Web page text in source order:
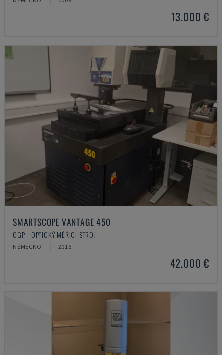
13.000 €
SMARTSCOPE VANTAGE 450
OGP - OPTICKÝ MĚŘICÍ STROJ
NĚMECKO 2016
42.000 €